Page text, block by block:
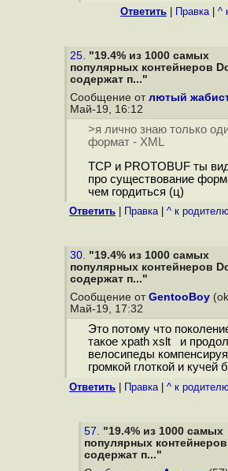
Ответить Правка| ^
25. "19.4% из 1000 самых
популярных контейнеров
содержат п..."
Сообщение от лютый
Май-19, 16:12
>я лично знаю только
формат - XML
TCP и PROTOBUF ты
про существование
чем гордиться (ц)
Ответить Правка| ^ к
30. "19.4% из 1000 самых
популярных контейнеров
содержат п..."
Сообщение от GentooBoy
Май-19, 17:32
Это потому что
такое xpath xslt и
велосипеды
громкой глоткой и кучей
Ответить Правка| ^ к
57. "19.4% из 1000 самых
популярных
содержат п..."